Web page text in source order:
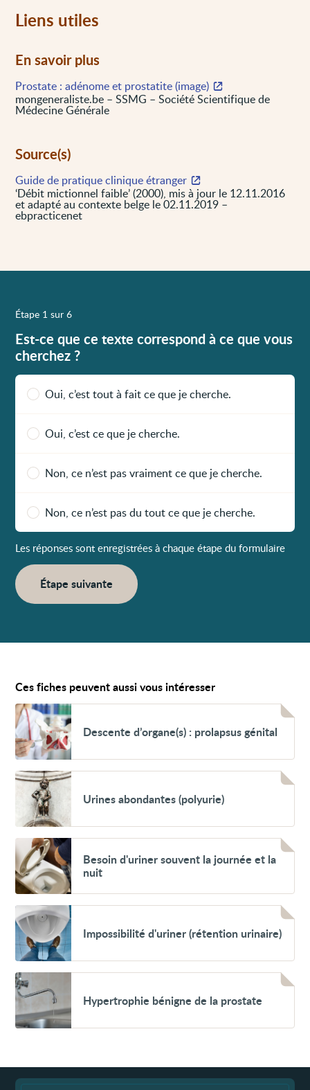
Liens utiles
En savoir plus
Prostate : adénome et prostatite (image)
mongeneraliste.be – SSMG – Société Scientifique de
Médecine Générale
Source(s)
Guide de pratique clinique étranger
‘Débit mictionnel faible’ (2000), mis à jour le 12.11.2016
et adapté au contexte belge le 02.11.2019 –
ebpracticenet
Étape 1 sur 6
Est-ce que ce texte correspond à ce que vous
cherchez ?
Oui, c’est tout à fait ce que je cherche.
Oui, c’est ce que je cherche.
Non, ce n’est pas vraiment ce que je cherche.
Non, ce n’est pas du tout ce que je cherche.
Les réponses sont enregistrées à chaque étape du formulaire
Étape suivante
Ces fiches peuvent aussi vous intéresser
Voir
Descente
d’organe(s)
:
prolapsus
Descente d’organe(s) : prolapsus génital
Voir
Urines
abondantes
(polyurie)
Urines abondantes (polyurie)
Voir
Besoin
d'uriner souvent
la journée
et
nuit
Besoin d'uriner souvent la journée et la
nuit
Voir
Impossibilité
d'uriner
(rétention
urinaire)
Impossibilité d'uriner (rétention urinaire)
Voir
Hypertrophie
bénigne
de
la
Hypertrophie bénigne de la prostate